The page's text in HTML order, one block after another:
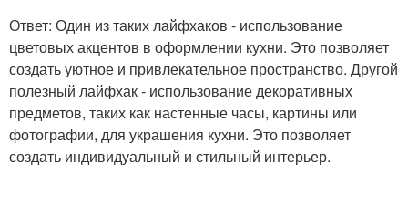
Ответ: Один из таких лайфхаков - использование
цветовых акцентов в оформлении кухни. Это позволяет
создать уютное и привлекательное пространство. Другой
полезный лайфхак - использование декоративных
предметов, таких как настенные часы, картины или
фотографии, для украшения кухни. Это позволяет
создать индивидуальный и стильный интерьер.